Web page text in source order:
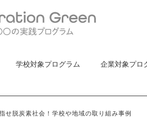
学校対象プログラム 企業対象プロ
せ脱炭素社会！学校や地域の取り組み事例